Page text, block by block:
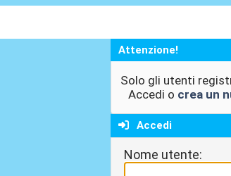
Attenzione!
Solo gli utenti
Accedi o crea un
Accedi
Nome utente: